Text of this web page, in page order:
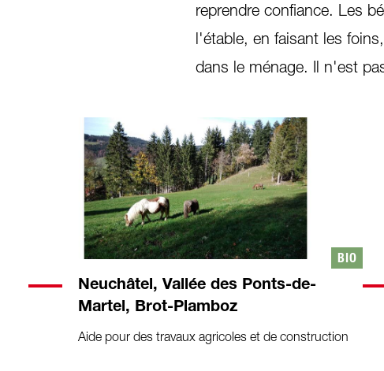
reprendre confiance. Les
l'étable, en faisant les
dans le ménage. Il n'est
BIO
Neuchâtel, Vallée des Ponts-de-
Martel, Brot-Plamboz
Aide pour des travaux agricoles et de construction